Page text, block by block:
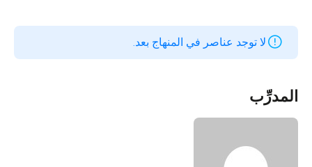
لا توجد عناصر في المنهاج بعد.
المدرِّب